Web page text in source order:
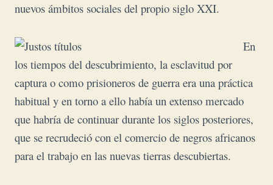
nuevos ámbitos sociales del propio siglo XXI.
En
los tiempos del descubrimiento, la esclavitud por
captura o como prisioneros de guerra era una práctica
habitual y en torno a ello había un extenso mercado
que habría de continuar durante los siglos posteriores,
que se recrudeció con el comercio de negros africanos
para el trabajo en las nuevas tierras descubiertas.